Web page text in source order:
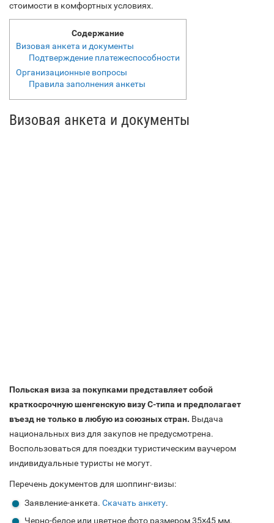
стоимости в комфортных условиях.
Содержание
Визовая анкета и документы
Подтверждение платежеспособности
Организационные вопросы
Правила заполнения анкеты
Визовая анкета и документы
Польская виза за покупками представляет собой
краткосрочную шенгенскую визу C-типа и предполагает
въезд не только в любую из союзных стран. Выдача
национальных виз для закупов не предусмотрена.
Воспользоваться для поездки туристическим ваучером
индивидуальные туристы не могут.
Перечень документов для шоппинг-визы:
Заявление-анкета. Скачать анкету.
Черно-белое или цветное фото размером 35×45 мм.